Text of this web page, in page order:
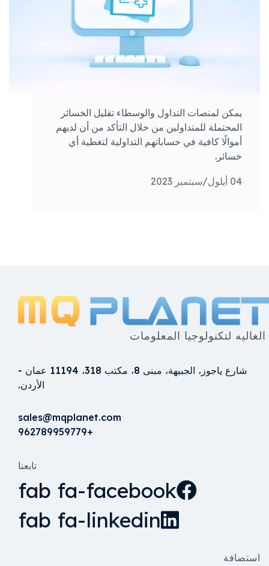
04 أيلول/سبتمبر 2023
يمكن لمنصات التداول والوسطاء تقليل الخسائر
المحتملة للمتداولين من خلال التأكد من أن لديهم
أموالًا كافية في حساباتهم التداولية لتغطية أي
خسائر.
الغاليه لتكنولوجيا المعلومات
شارع ياجوز، الجبيهة، مبنى 8، مكتب 318، 11194 عمان -
الأردن.
sales@mqplanet.com
+962789959779
تابعنا
fab fa-facebook
fab fa-linkedin
استضافة